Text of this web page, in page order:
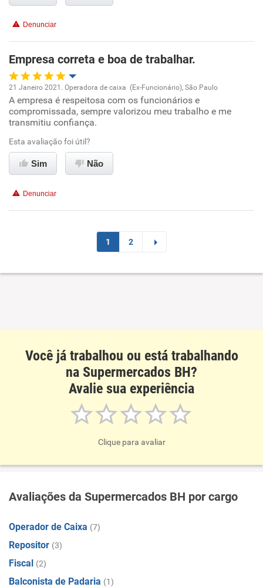
Benefícios
Recomenda esta empresa
Denunciar
Empresa correta e boa de trabalhar.
Oportunidade de promoção
Ambiente de trabalho
Conciliação com a vida familiar
Recomenda a diretoria
21 Janeiro 2021. Operadora de caixa (Ex-Funcionário), São Paulo
A empresa é respeitosa com os funcionários e
compromissada, sempre valorizou meu trabalho e me
transmitiu confiança.
Esta avaliação foi útil?
Sim Não
Denunciar
1 2
Você já trabalhou ou está trabalhando
na Supermercados BH?
Avalie sua experiência
Clique para avaliar
Avaliações da Supermercados BH por cargo
Operador de Caixa (7)
Repositor (3)
Fiscal (2)
Balconista de Padaria (1)